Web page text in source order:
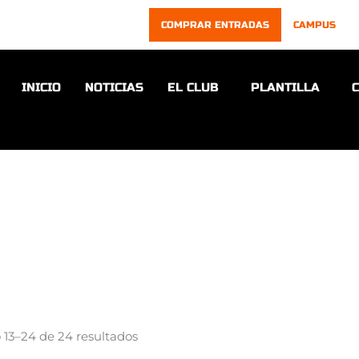
COMPRAR ENTRADAS CAMPUS
INICIO NOTICIAS EL CLUB PLANTILLA
de 24 resultadosOrdenado